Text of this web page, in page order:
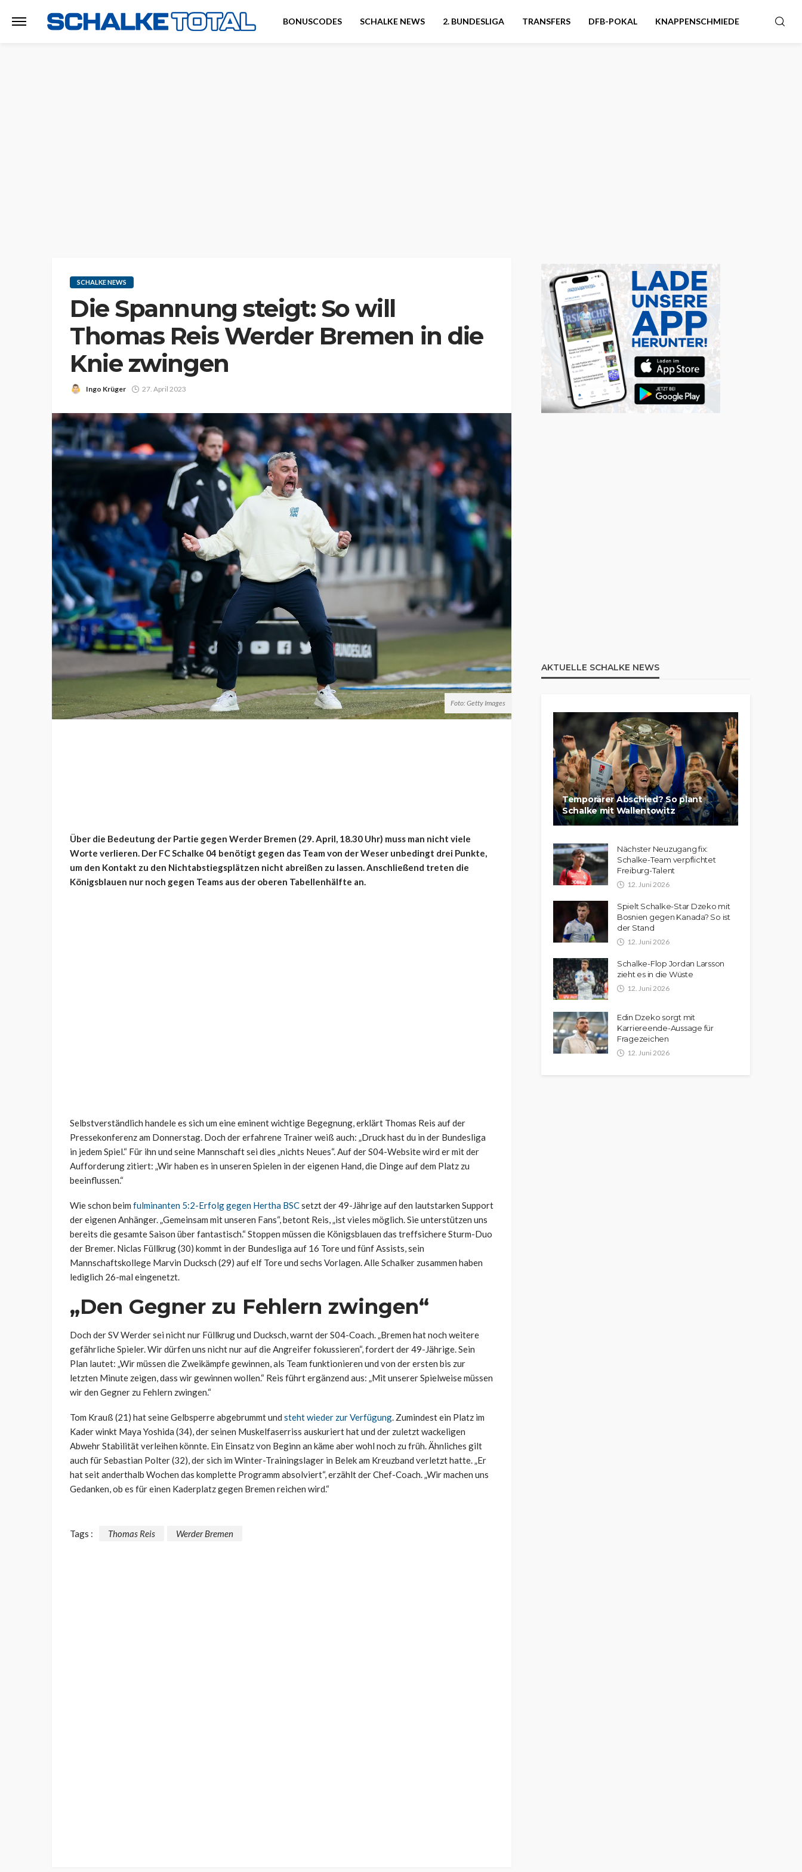
BONUSCODES SCHALKE NEWS 2. BUNDESLIGA TRANSFERS DFB-POKAL KNAPPENSCHMIEDE
SCHALKE NEWS
Die Spannung steigt: So will
Thomas Reis Werder Bremen in die
Knie zwingen
Ingo Krüger 27. April 2023
Foto: Getty Images
Über die Bedeutung der Partie gegen Werder Bremen (29. April, 18.30 Uhr) muss man nicht viele
Worte verlieren. Der FC Schalke 04 benötigt gegen das Team von der Weser unbedingt drei Punkte,
um den Kontakt zu den Nichtabstiegsplätzen nicht abreißen zu lassen. Anschließend treten die
Königsblauen nur noch gegen Teams aus der oberen Tabellenhälfte an.
Selbstverständlich handele es sich um eine eminent wichtige Begegnung, erklärt Thomas Reis auf der
Pressekonferenz am Donnerstag. Doch der erfahrene Trainer weiß auch: „Druck hast du in der Bundesliga
in jedem Spiel.“ Für ihn und seine Mannschaft sei dies „nichts Neues“. Auf der S04-Website wird er mit der
Aufforderung zitiert: „Wir haben es in unseren Spielen in der eigenen Hand, die Dinge auf dem Platz zu
beeinflussen.“
Wie schon beim fulminanten 5:2-Erfolg gegen Hertha BSCsetzt der 49-Jährige auf den lautstarken Support
der eigenen Anhänger. „Gemeinsam mit unseren Fans“, betont Reis, „ist vieles möglich. Sie unterstützen uns
bereits die gesamte Saison über fantastisch.“ Stoppen müssen die Königsblauen das treffsichere Sturm-Duo
der Bremer. Niclas Füllkrug (30) kommt in der Bundesliga auf 16 Tore und fünf Assists, sein
Mannschaftskollege Marvin Ducksch (29) auf elf Tore und sechs Vorlagen. Alle Schalker zusammen haben
lediglich 26-mal eingenetzt.
„Den Gegner zu Fehlern zwingen“
Doch der SV Werder sei nicht nur Füllkrug und Ducksch, warnt der S04-Coach. „Bremen hat noch weitere
gefährliche Spieler. Wir dürfen uns nicht nur auf die Angreifer fokussieren“, fordert der 49-Jährige. Sein
Plan lautet: „Wir müssen die Zweikämpfe gewinnen, als Team funktionieren und von der ersten bis zur
letzten Minute zeigen, dass wir gewinnen wollen.“ Reis führt ergänzend aus: „Mit unserer Spielweise müssen
wir den Gegner zu Fehlern zwingen.“
Tom Krauß (21) hat seine Gelbsperre abgebrummt und steht wieder zur Verfügung. Zumindest ein Platz im
Kader winkt Maya Yoshida (34), der seinen Muskelfaserriss auskuriert hat und der zuletzt wackeligen
Abwehr Stabilität verleihen könnte. Ein Einsatz von Beginn an käme aber wohl noch zu früh. Ähnliches gilt
auch für Sebastian Polter (32), der sich im Winter-Trainingslager in Belek am Kreuzband verletzt hatte. „Er
hat seit anderthalb Wochen das komplette Programm absolviert“, erzählt der Chef-Coach. „Wir machen uns
Gedanken, ob es für einen Kaderplatz gegen Bremen reichen wird.“
Tags : Thomas Reis Werder Bremen
AKTUELLE SCHALKE NEWS
Temporärer Abschied? So plant
Schalke mit Wallentowitz
Nächster Neuzugang fix:
Schalke-Team verpflichtet
Freiburg-Talent
12. Juni 2026
Spielt Schalke-Star Dzeko mit
Bosnien gegen Kanada? So ist
der Stand
12. Juni 2026
Schalke-Flop Jordan Larsson
zieht es in die Wüste
12. Juni 2026
Edin Dzeko sorgt mit
Karriereende-Aussage für
Fragezeichen
12. Juni 2026